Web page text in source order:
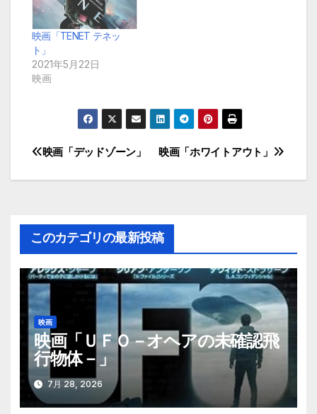
映画「TENET テネッ
ト」
2021年5月22日
映画
投
稿
ナ
ビ
ゲ
ー
シ
ョ
ン
映画「ホワイトアウト」
映画「デッドゾーン」
このカテゴリの最新投稿
映画
映画「ＵＦＯ－オヘアの未確認飛
行物体－」
7月 28, 2026